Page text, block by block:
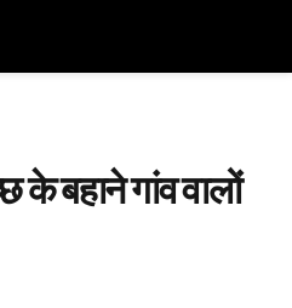
के बहाने गांव वालों